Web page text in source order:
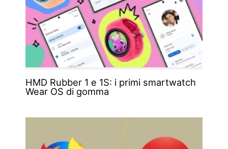
HMD Rubber 1 e 1S: i primi smartwatch
Wear OS di gomma